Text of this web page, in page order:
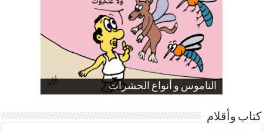
الناموس و أنواع الحشرات
الموظفين بعد ارتفاع الأسعار
ارتفاع نسبة الطلاق في مصر
صورة كاركاتيرية
صورة كاركاتيرية
كتاب وأقلام